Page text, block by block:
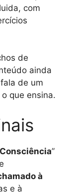
com
de
ainda
de um
que ensina.
”
à
e à